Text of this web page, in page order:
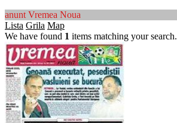
anunt Vremea Noua
Lista Grila Map
We have found 1 items matching your search.